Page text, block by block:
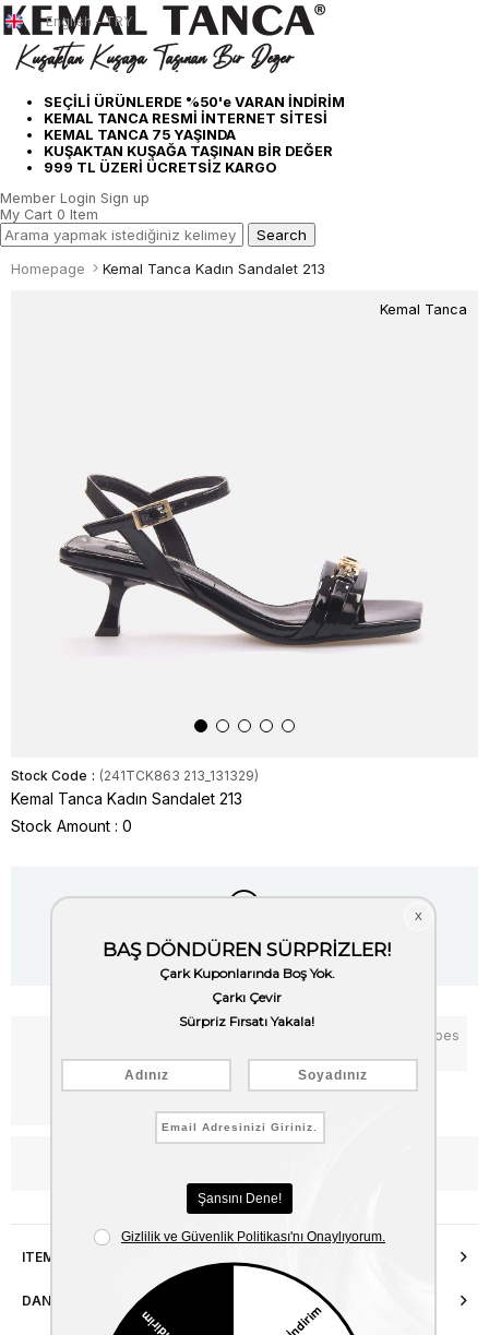
SEÇİLİ ÜRÜNLERDE %50'e VARAN İNDİRİM
KEMAL TANCA RESMİ İNTERNET SİTESİ
KEMAL TANCA 75 YAŞINDA
KUŞAKTAN KUŞAĞA TAŞINAN BİR DEĞER
999 TL ÜZERİ ÜCRETSİZ KARGO
English - TRY
Member Login Sign up
My Cart 0 Item
Homepage Kemal Tanca Kadın Sandalet 213
Kemal Tanca
Stock Code (241TCK863 213_131329)
Kemal Tanca Kadın Sandalet 213
Stock Amount : 0
Item is out of stock.
Notify me when the price goes
ITEM FEATURES
DANIŞMA HATTI